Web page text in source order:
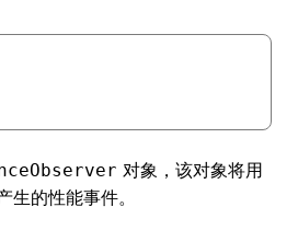
对象，该对象将用
的性能事件。